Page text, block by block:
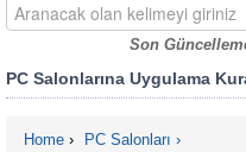
Son
Aranacak olan kelimeyi giriniz
PC Salonlarına Uygulama
Home › PC Salonları